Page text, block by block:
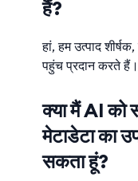
हैं?
हां, हम उत्पाद
पहुंच प्रदान करते हैं।
क्या मैं AI को
मेटाडेटा का
सकता हूं?